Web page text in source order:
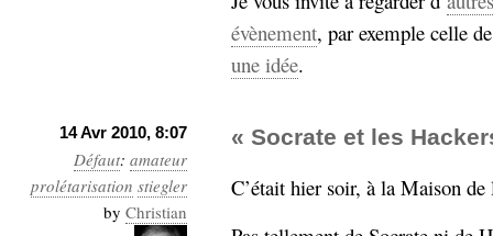
évènement, par exemple celle
une idée.
14 Avr 2010, 8:07
Défaut: amateur
prolétarisation stiegler
by Christian
« Socrate et les
C’était hier soir, à la Maison
mémoire ontologie
participation
Politique Probabilité